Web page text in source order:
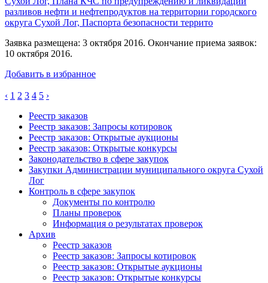
разливов нефти и нефтепродуктов на территории городского
округа Сухой Лог, Паспорта безопасности террито
Заявка размещена: 3 октября 2016. Окончание приема заявок:
10 октября 2016.
Добавить в избранное
‹ 1 2 3 4 5 ›
Реестр заказов
Реестр заказов: Запросы котировок
Реестр заказов: Открытые аукционы
Реестр заказов: Открытые конкурсы
Законодательство в сфере закупок
Закупки Администрации муниципального округа Сухой
Лог
Контроль в сфере закупок
Документы по контролю
Планы проверок
Информация о результатах проверок
Архив
Реестр заказов
Реестр заказов: Запросы котировок
Реестр заказов: Открытые аукционы
Реестр заказов: Открытые конкурсы